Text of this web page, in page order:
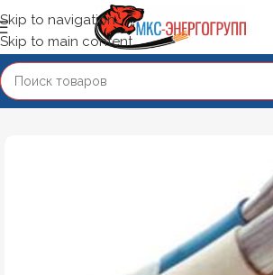
Skip to navigation
Skip to main content